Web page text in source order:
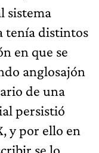
sistema
tenía distintos
en que se
anglosajón
de una
persistió
y por ello en
se lo